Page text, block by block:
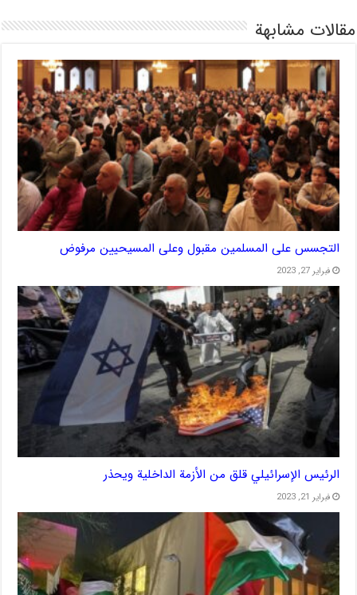
مقالات مشابهة
التجسس على المسلمين مقبول وعلى المسيحيين مرفوض
فبراير 27, 2023
الرئيس الإسرائيلي قلق من الأزمة الداخلية ويحذر
فبراير 21, 2023